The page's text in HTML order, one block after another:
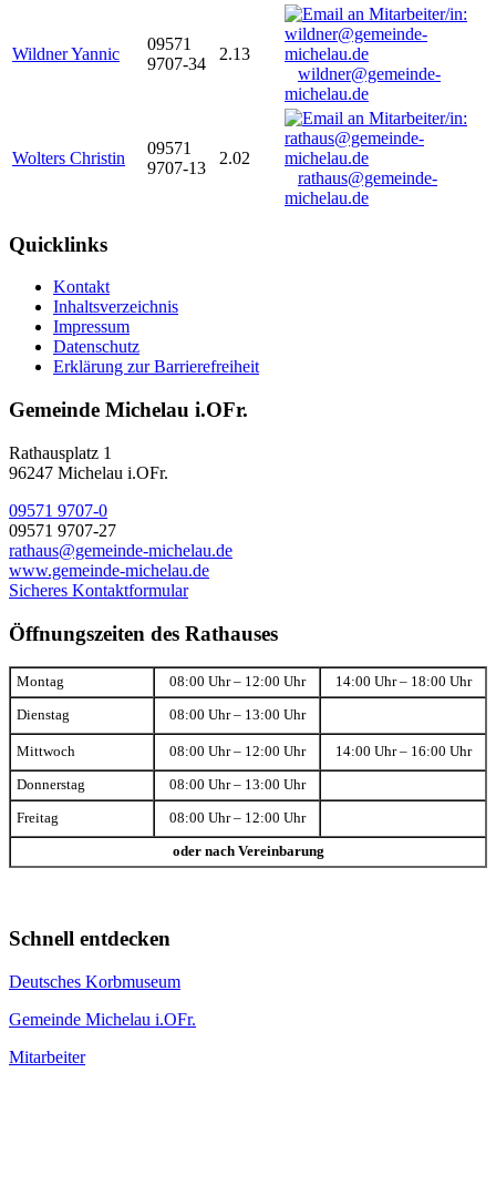
Wildner Yannic
09571
9707-34
2.13
wildner@gemeinde-
michelau.de
Wolters Christin
09571
9707-13
2.02
rathaus@gemeinde-
michelau.de
Quicklinks
Kontakt
Inhaltsverzeichnis
Impressum
Datenschutz
Erklärung zur Barrierefreiheit
Gemeinde Michelau i.OFr.
Rathausplatz 1
96247 Michelau i.OFr.
09571 9707-0
09571 9707-27
rathaus@gemeinde-michelau.de
www.gemeinde-michelau.de
Sicheres Kontaktformular
Öffnungszeiten des Rathauses
Montag 08:00 Uhr – 12:00 Uhr 14:00 Uhr – 18:00 Uhr
Dienstag 08:00 Uhr – 13:00 Uhr
Mittwoch 08:00 Uhr – 12:00 Uhr 14:00 Uhr – 16:00 Uhr
Donnerstag 08:00 Uhr – 13:00 Uhr
Freitag 08:00 Uhr – 12:00 Uhr
oder nach Vereinbarung
Schnell entdecken
Deutsches Korbmuseum
Gemeinde Michelau i.OFr.
Mitarbeiter